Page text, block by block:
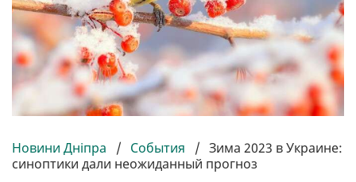
Новини Дніпра / События / Зима 2023 в Украине:
синоптики дали неожиданный прогноз